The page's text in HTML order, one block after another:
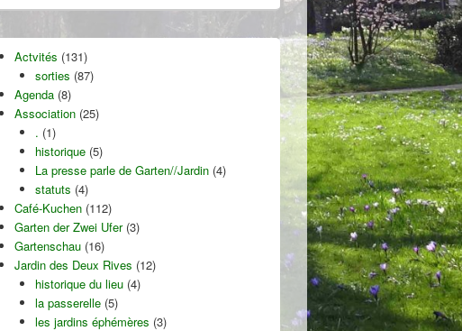
Actvités (131)
sorties (87)
Agenda (8)
Association (25)
. (1)
historique(5)
La presse parle de Garten//Jardin(4)
statuts (4)
Café-Kuchen (112)
Garten der Zwei Ufer(3)
Gartenschau (16)
Jardin des Deux Rives (12)
historique du lieu(4)
la passerelle(5)
les jardins éphémères (3)